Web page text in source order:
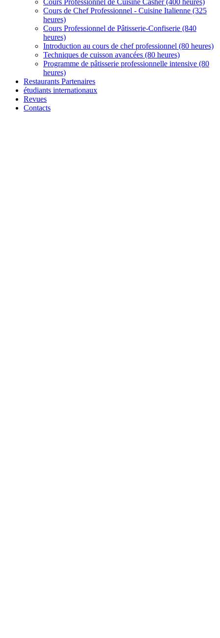
Cours de Chef Professionnel - Cuisine Italienne (325
heures)
Cours Professionnel de Pâtisserie-Confiserie (840
heures)
Introduction au cours de chef professionnel (80 heures)
Techniques de cuisson avancées (80 heures)
Programme de pâtisserie professionnelle intensive (80
heures)
Restaurants Partenaires
étudiants internationaux
Revues
Contacts